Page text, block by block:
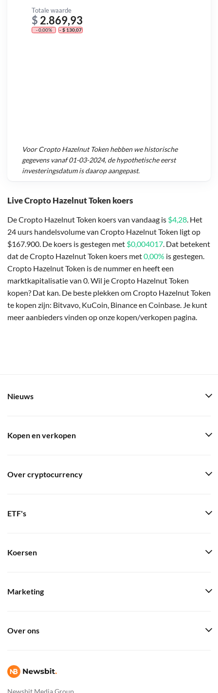
Live Cropto Hazelnut Token koers
De Cropto Hazelnut Token koers van vandaag is $4,28. Het
24 uurs handelsvolume van Cropto Hazelnut Token ligt op
$167.900. De koers is gestegen met $0,004017. Dat betekent
dat de Cropto Hazelnut Token koers met0,00% is gestegen.
Cropto Hazelnut Token is de nummer en heeft een
marktkapitalisatie van 0. Wil je Cropto Hazelnut Token
kopen? Dat kan. De beste plekken om Cropto Hazelnut Token
te kopen zijn: Bitvavo, KuCoin, Binance en Coinbase. Je kunt
meer aanbieders vinden op onze kopen/verkopen pagina.
Totale waarde
$ 2.869,93
- 0,00% - $ 130,07
VoorCropto Hazelnut Tokenhebben we historische
gegevens vanaf01-03-2024, de hypothetische eerst
investeringsdatum is daarop aangepast.
Newsbit Media Group
Nieuws
Kopen en verkopen
Over cryptocurrency
ETF's
Koersen
Marketing
Over ons